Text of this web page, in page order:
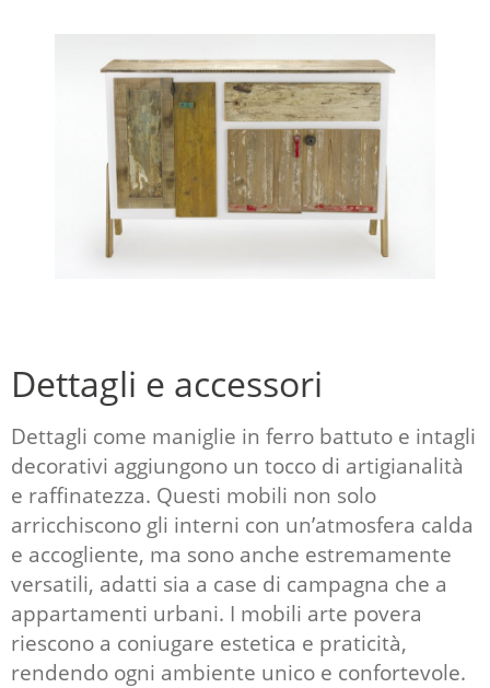
Dettagli e accessori
Dettagli come maniglie in ferro battuto e intagli
decorativi aggiungono un tocco di artigianalità
e raffinatezza. Questi mobili non solo
arricchiscono gli interni con un’atmosfera calda
e accogliente, ma sono anche estremamente
versatili, adatti sia a case di campagna che a
appartamenti urbani. I mobili arte povera
riescono a coniugare estetica e praticità,
rendendo ogni ambiente unico e confortevole.